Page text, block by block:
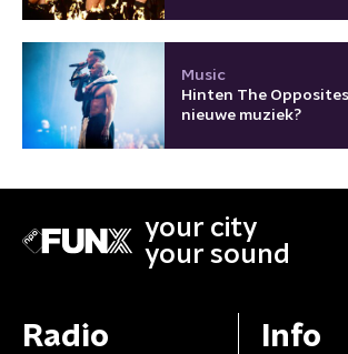
Music
Hinten The
nieuwe muziek?
your city
your sound
Radio Info